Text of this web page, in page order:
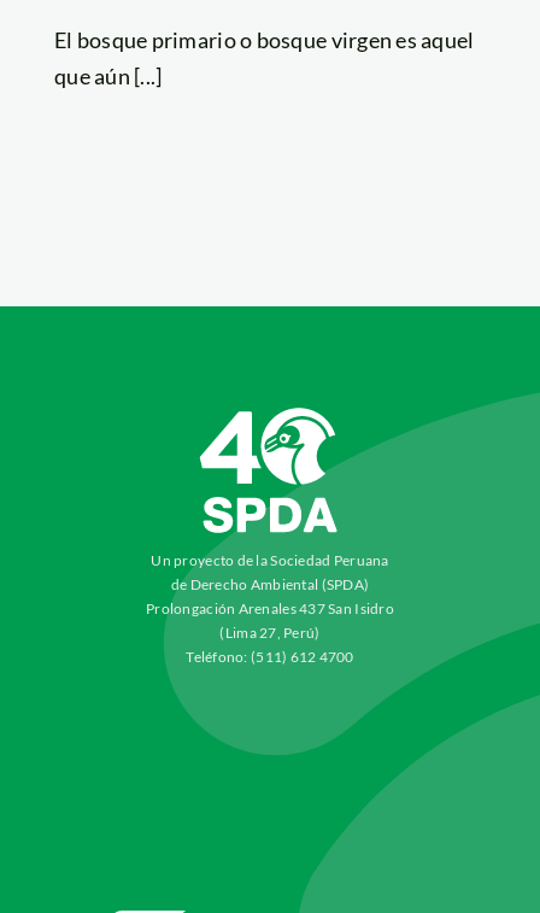
El bosque primario o bosque virgen es aquel
que aún [...]
Un proyecto de la Sociedad Peruana
de Derecho Ambiental (SPDA)
Prolongación Arenales 437 San Isidro
(Lima 27, Perú)
Teléfono: (511) 612 4700